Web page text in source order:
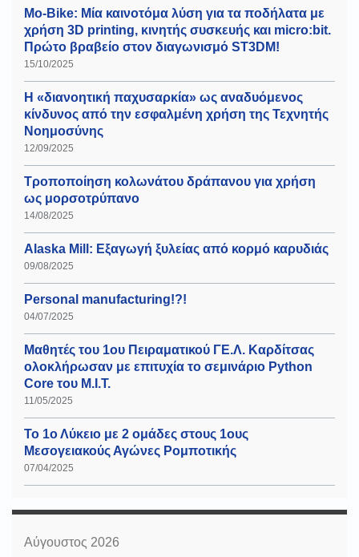
Mo-Bike: Μία καινοτόμα λύση για τα ποδήλατα με
χρήση 3D printing, κινητής συσκευής και micro:bit.
Πρώτο βραβείο στον διαγωνισμό ST3DM!
15/10/2025
Η «διανοητική παχυσαρκία» ως αναδυόμενος
κίνδυνος από την εσφαλμένη χρήση της Τεχνητής
Νοημοσύνης
12/09/2025
Τροποποίηση κολωνάτου δράπανου για χρήση
ως μορσοτρύπανο
14/08/2025
Alaska Mill: Εξαγωγή ξυλείας από κορμό καρυδιάς
09/08/2025
Personal manufacturing!?!
04/07/2025
Μαθητές του 1ου Πειραματικού ΓΕ.Λ. Καρδίτσας
ολοκλήρωσαν με επιτυχία το σεμινάριο Python
Core του Μ.Ι.Τ.
11/05/2025
Το 1ο Λύκειο με 2 ομάδες στους 1ους
Μεσογειακούς Αγώνες Ρομποτικής
07/04/2025
Αύγουστος 2026